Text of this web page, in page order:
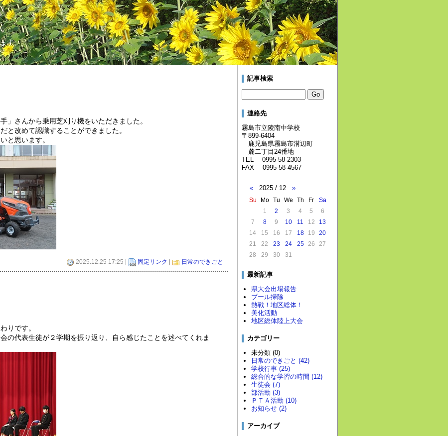
す。
」さんから乗用芝刈り機をいただきました。
と改めて認識することができました。
と思います。
2025.12.25 17:25 | 固定リンク 日常のできごと
りです。
の代表生徒が２学期を振り返り、自ら感じたことを述べてくれま
記事検索
連絡先
霧島市立陵南中学校
〒899-6404
鹿児島県霧島市溝辺町
麓二丁目24番地
TEL 0995-58-2303
FAX 0995-58-4567
« 2025 / 12 »
Su Mo Tu We Th Fr
Sa
1
2 3 4 5
6
7
8 9 10 11 12
13
14
15 16 17 18 19
20
21
22 23 24 25 26
27
28
29 30 31
最新記事
県大会出場報告
プール掃除
熱戦！地区総体！
美化活動
地区総体陸上大会
カテゴリー
未分類 (0)
日常のできごと (42)
学校行事 (25)
総合的な学習の時間 (12)
生徒会 (7)
部活動 (3)
ＰＴＡ活動 (10)
お知らせ (2)
アーカイブ